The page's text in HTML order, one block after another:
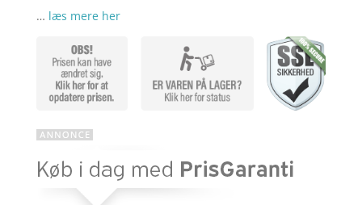
pris
var:
kr. 89,00.
aktuelle
pris
er:
… læs mere her